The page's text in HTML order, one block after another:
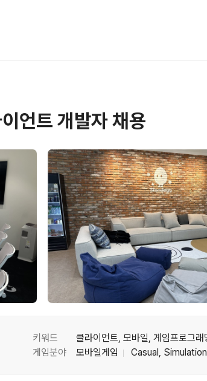
언트 개발자 채용
키워드
게임분야 모바일게임 Casual, Simulation